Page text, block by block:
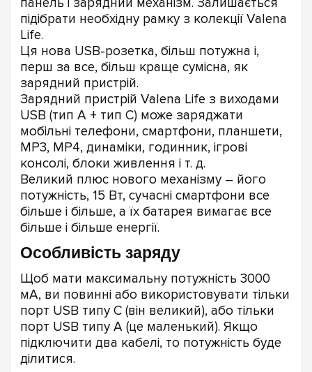
підібрати необхідну рамку з колекції Valena
Life.
Ця нова USB-розетка, більш потужна і,
перш за все, більш краще сумісна, як
зарядний пристрій.
Зарядний пристрій Valena Life з виходами
USB (тип A + тип C) може заряджати
мобільні телефони, смартфони, планшети,
MP3, MP4, динаміки, годинник, ігрові
консолі, блоки живлення і т. д.
Великий плюс нового механізму – його
потужність, 15 Вт, сучасні смартфони все
більше і більше, а їх батарея вимагає все
більше і більше енергії.
Особливість заряду
Щоб мати максимальну потужність 3000
мА, ви повинні або використовувати тільки
порт USB типу C (він великий), або тільки
порт USB типу A (це маленький). Якщо
підключити два кабелі, то потужність буде
ділитися.